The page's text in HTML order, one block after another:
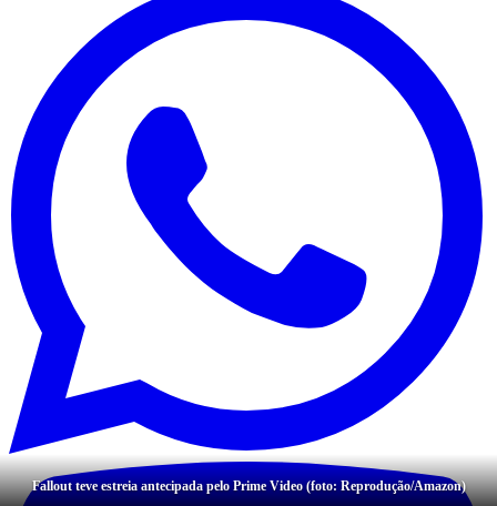
Fallout teve estreia antecipada pelo Prime Video (foto: Reprodução/Amazon)